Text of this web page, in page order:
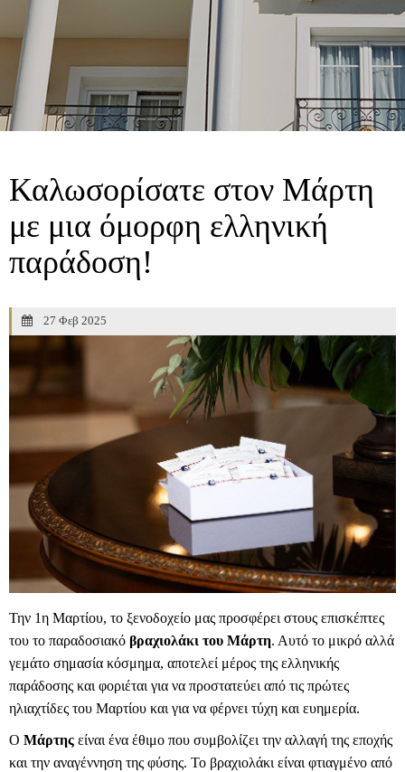
Καλωσορίσατε στον Μάρτη
με μια όμορφη ελληνική
παράδοση!
27 Φεβ 2025
Την 1η Μαρτίου, το ξενοδοχείο μας προσφέρει στους επισκέπτες
του το παραδοσιακό βραχιολάκι του Μάρτη. Αυτό το μικρό αλλά
γεμάτο σημασία κόσμημα, αποτελεί μέρος της ελληνικής
παράδοσης και φοριέται για να προστατεύει από τις πρώτες
ηλιαχτίδες του Μαρτίου και για να φέρνει τύχη και ευημερία.
Ο Μάρτης είναι ένα έθιμο που συμβολίζει την αλλαγή της εποχής
και την αναγέννηση της φύσης. Το βραχιολάκι είναι φτιαγμένο από